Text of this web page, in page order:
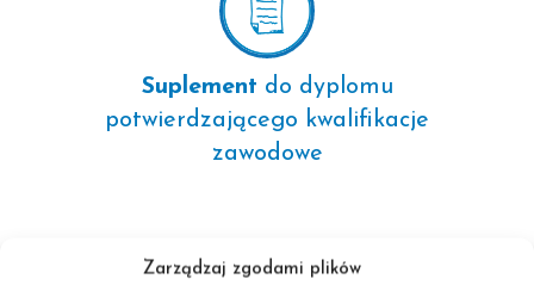
Zarządzaj zgodami plików
Suplement do dyplomu
potwierdzającego kwalifikacje
zawodowe